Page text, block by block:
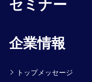
セミナー
企業情報
トップメッセージ